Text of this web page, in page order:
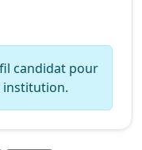
candidat pour
institution.